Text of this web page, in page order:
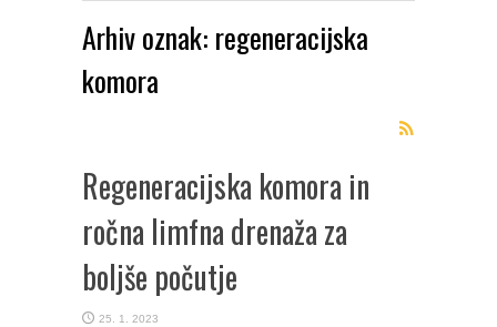
Arhiv oznak: regeneracijska
komora
Regeneracijska komora in
ročna limfna drenaža za
boljše počutje
25. 1. 2023